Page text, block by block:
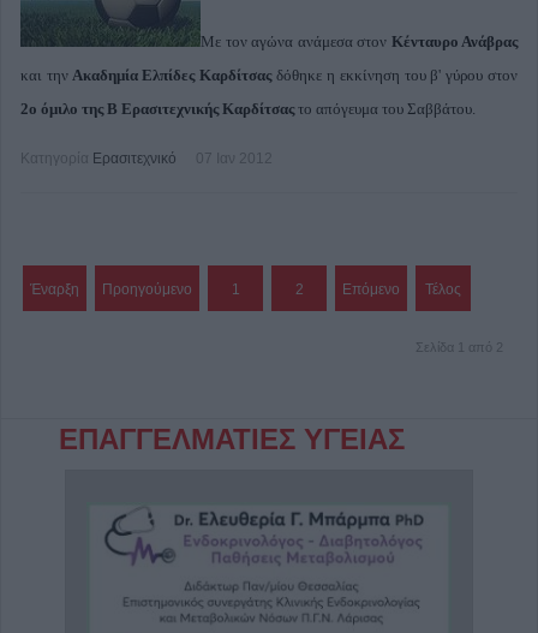
Με τον αγώνα ανάμεσα στον Κένταυρο Ανάβρας
και τηνΑκαδημία Ελπίδες Καρδίτσαςδόθηκε η εκκίνηση του β' γύρου στον
2ο όμιλο της Β Ερασιτεχνικής Καρδίτσαςτο απόγευμα του Σαββάτου.
Κατηγορία Ερασιτεχνικό 07 Ιαν 2012
Έναρξη Προηγούμενο 1 2 Επόμενο Τέλος
Σελίδα 1 από 2
ΕΠΑΓΓΕΛΜΑΤΙΕΣ ΥΓΕΙΑΣ